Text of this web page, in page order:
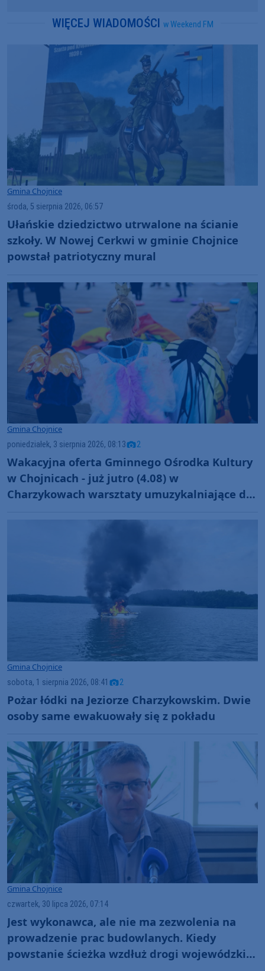
WIĘCEJ WIADOMOŚCI w Weekend FM
Gmina Chojnice
środa, 5 sierpnia 2026, 06:57
Ułańskie dziedzictwo utrwalone na ścianie
szkoły. W Nowej Cerkwi w gminie Chojnice
powstał patriotyczny mural
Gmina Chojnice
poniedziałek, 3 sierpnia 2026, 08:13 2
Wakacyjna oferta Gminnego Ośrodka Kultury
w Chojnicach - już jutro (4.08) w
Charzykowach warsztaty umuzykalniające dla
Gmina Chojnice
sobota, 1 sierpnia 2026, 08:41 2
Pożar łódki na Jeziorze Charzykowskim. Dwie
osoby same ewakuowały się z pokładu
Gmina Chojnice
czwartek, 30 lipca 2026, 07:14
Jest wykonawca, ale nie ma zezwolenia na
prowadzenie prac budowlanych. Kiedy
powstanie ścieżka wzdłuż drogi wojewódzkiej